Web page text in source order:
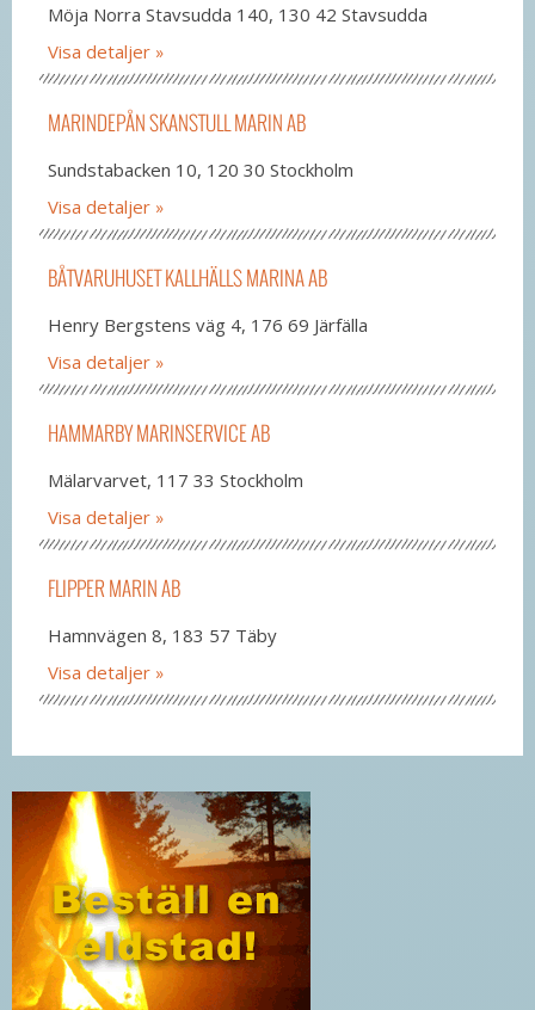
Möja Norra Stavsudda 140, 130 42 Stavsudda
Visa detaljer
MARINDEPÅN SKANSTULL MARIN AB
Sundstabacken 10, 120 30 Stockholm
Visa detaljer
BÅTVARUHUSET KALLHÄLLS MARINA AB
Henry Bergstens väg 4, 176 69 Järfälla
Visa detaljer
HAMMARBY MARINSERVICE AB
Mälarvarvet, 117 33 Stockholm
Visa detaljer
FLIPPER MARIN AB
Hamnvägen 8, 183 57 Täby
Visa detaljer